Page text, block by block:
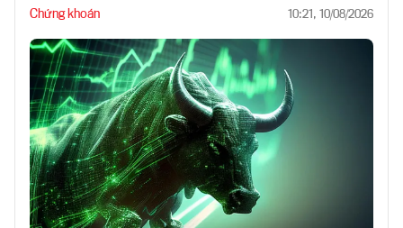
Chứng khoán 10:21, 10/08/2026